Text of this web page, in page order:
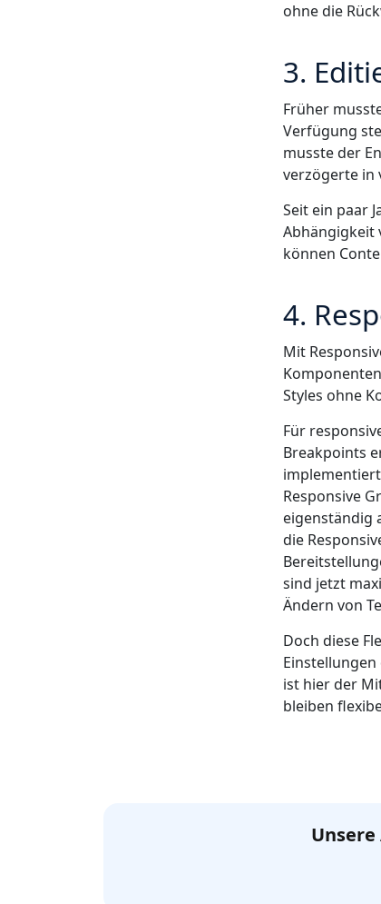
ohne die
3.
Früher
Verfügung
musste der
verzögerte in
Seit ein paar
Abhängigkeit
können
4.
Mit
Styles ohne
Für
Breakpoints
Responsive
eigenständig
die
sind jetzt
Ändern von
Doch diese
ist hier der
bleiben